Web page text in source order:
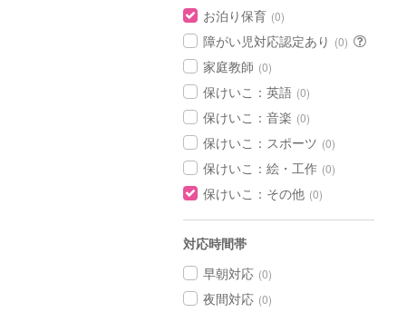
お泊り保育 (0)
障がい児対応認定あり (0)
家庭教師 (0)
保けいこ：英語 (0)
保けいこ：音楽 (0)
保けいこ：スポーツ (0)
保けいこ：絵・工作 (0)
保けいこ：その他 (0)
対応時間帯
早朝対応 (0)
夜間対応 (0)